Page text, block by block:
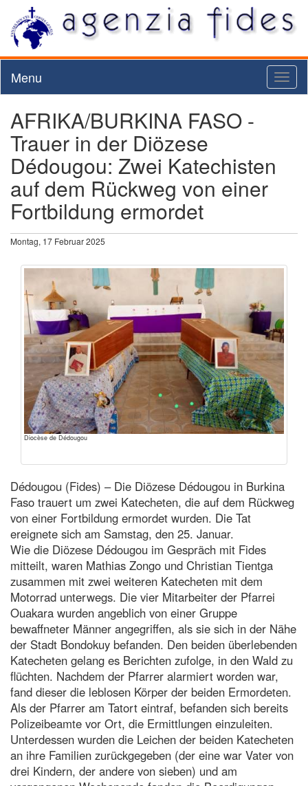
Menu
AFRIKA/BURKINA FASO -
Trauer in der Diözese
Dédougou: Zwei Katechisten
auf dem Rückweg von einer
Fortbildung ermordet
Montag, 17 Februar 2025
Diocèse de Dédougou
Dédougou (Fides) – Die Diözese Dédougou in Burkina
Faso trauert um zwei Katecheten, die auf dem Rückweg
von einer Fortbildung ermordet wurden. Die Tat
ereignete sich am Samstag, den 25. Januar.
Wie die Diözese Dédougou im Gespräch mit Fides
mitteilt, waren Mathias Zongo und Christian Tientga
zusammen mit zwei weiteren Katecheten mit dem
Motorrad unterwegs. Die vier Mitarbeiter der Pfarrei
Ouakara wurden angeblich von einer Gruppe
bewaffneter Männer angegriffen, als sie sich in der Nähe
der Stadt Bondokuy befanden. Den beiden überlebenden
Katecheten gelang es Berichten zufolge, in den Wald zu
flüchten. Nachdem der Pfarrer alarmiert worden war,
fand dieser die leblosen Körper der beiden Ermordeten.
Als der Pfarrer am Tatort eintraf, befanden sich bereits
Polizeibeamte vor Ort, die Ermittlungen einzuleiten.
Unterdessen wurden die Leichen der beiden Katecheten
an ihre Familien zurückgegeben (der eine war Vater von
drei Kindern, der andere von sieben) und am